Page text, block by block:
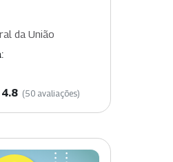
da União
4.8 (50 avaliações)